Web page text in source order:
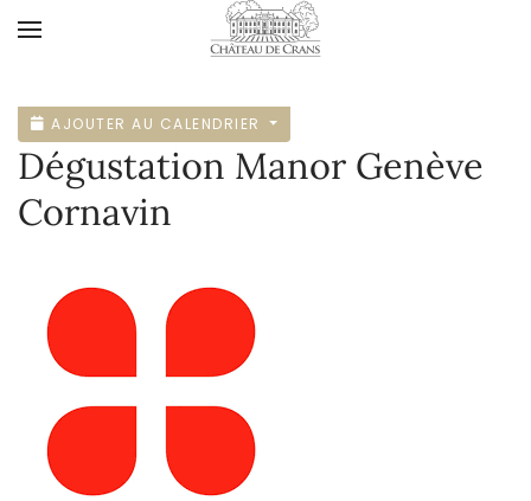
AJOUTER AU CALENDRIER
Dégustation Manor Genève
Cornavin